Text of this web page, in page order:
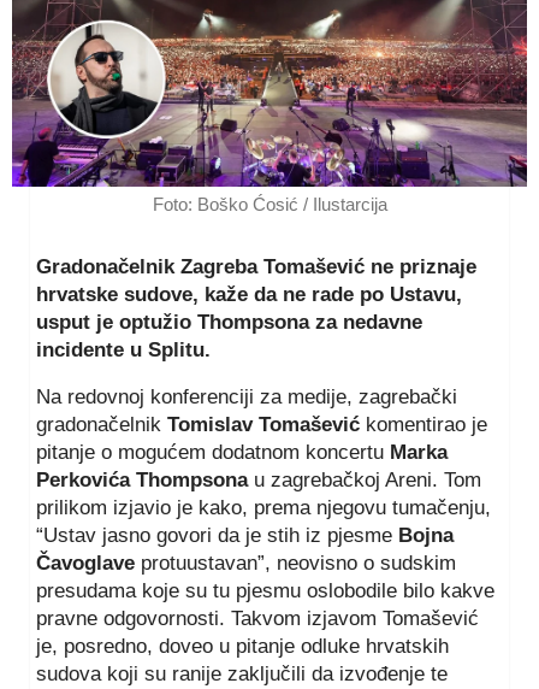
Foto: Boško Ćosić / Ilustarcija
Gradonačelnik Zagreba Tomašević ne priznaje
hrvatske sudove, kaže da ne rade po Ustavu,
usput je optužio Thompsona za nedavne
incidente u Splitu.
Na redovnoj konferenciji za medije, zagrebački
gradonačelnik Tomislav Tomašević komentirao je
pitanje o mogućem dodatnom koncertu Marka
Perkovića Thompsonau zagrebačkoj Areni. Tom
prilikom izjavio je kako, prema njegovu tumačenju,
“Ustav jasno govori da je stih iz pjesme Bojna
Čavoglave protuustavan”, neovisno o sudskim
presudama koje su tu pjesmu oslobodile bilo kakve
pravne odgovornosti. Takvom izjavom Tomašević
je, posredno, doveo u pitanje odluke hrvatskih
sudova koji su ranije zaključili da izvođenje te